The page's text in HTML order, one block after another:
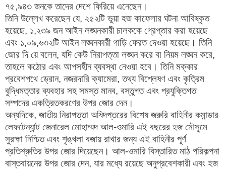
৭৫,৯৪৩ জনকে তাদের দেশে ফিরিয়ে এনেছেন।
তিনি উল্লেখ করেছেন যে, ২৫২টি ভুয়া হজ কাফেলার ঘটনা আবিষ্কৃত
হয়েছে, ১,২৩৯ জন আইন লঙ্ঘনকারী চালককে গ্রেপ্তার করা হয়েছে
এবং ১,০৯,৬৩২টি আইন লঙ্ঘনকারী গাড়ি ফেরত দেওয়া হয়েছে। তিনি
জোর দি য়ে বলেন, যদি কেউ নিরাপত্তা লঙ্ঘন করে বা নিয়ম লঙ্ঘন করে,
তাহলে কঠোর এবং আপসহীন ব্যবস্থা নেওয়া হবে। তিনি মক্কার
প্রবেশপথে ড্রোন, নজরদারি ক্যামেরা, তথ্য বিশ্লেষণ এবং কৃত্রিম
বুদ্ধিমত্তার ব্যবহার সহ সমস্ত মানব, বস্তুগত এবং প্রযুক্তিগত
সম্পদের একত্রিতকরণের উপর জোর দেন।
অন্যদিকে, জাতীয় নিরাপত্তা অধিদপ্তরের বিশেষ জরুরি বাহিনীর কমান্ডার
লেফটেন্যান্ট জেনারেল মোহাম্মদ আল-ওমারি এই বছরের হজ মৌসুমে
সুরক্ষা নিশ্চিত এবং শৃঙ্খলা বজায় রাখার জন্য এই বাহিনীর পূর্ণ
প্রতিশ্রুতির উপর জোর দিয়েছেন। আল-ওমারি বিস্তারিত মাঠ পরিকল্পনা
বাস্তবায়নের উপর জোর দেন, যার মধ্যে রয়েছে অনুপ্রবেশকারী এবং হজ